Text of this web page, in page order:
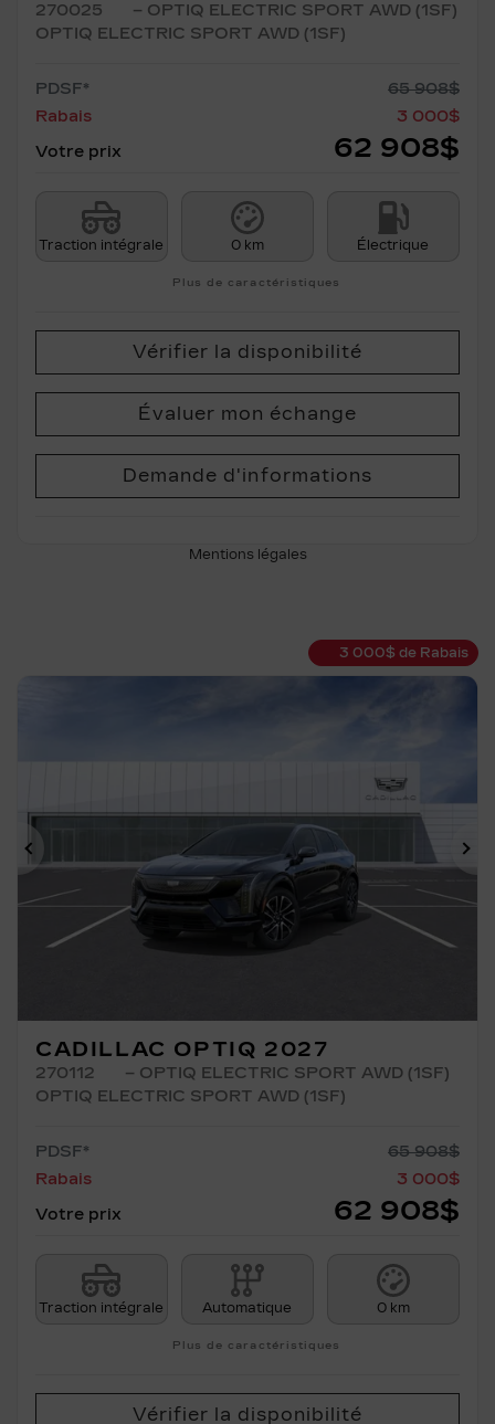
270025
– OPTIQ ELECTRIC SPORT AWD (1SF)
OPTIQ ELECTRIC SPORT AWD (1SF)
PDSF* 65 908$
Rabais
3 000$
Votre prix
62 908$
Traction intégrale 0 km Électrique
Plus de caractéristiques
Vérifier la disponibilité
Évaluer mon échange
Demande d'informations
Mentions légales
3 000$ de Rabais
Précédent
CADILLAC OPTIQ 2027
270112
– OPTIQ ELECTRIC SPORT AWD (1SF)
OPTIQ ELECTRIC SPORT AWD (1SF)
PDSF* 65 908$
Rabais
3 000$
Votre prix
62 908$
Traction intégrale Automatique 0 km
Plus de caractéristiques
Vérifier la disponibilité